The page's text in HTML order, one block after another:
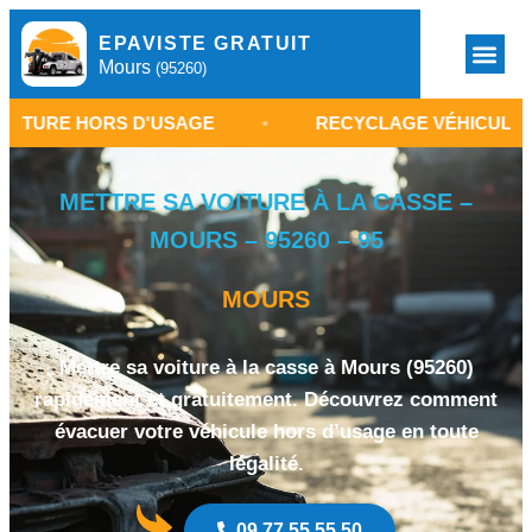
EPAVISTE GRATUIT
Mours (95260)
D'USAGE • RECYCLAGE VÉHICULE VAL-D'OISE
METTRE SA VOITURE À LA CASSE –
MOURS – 95260 – 95
MOURS
Mettre sa voiture à la casse à Mours (95260)
rapidement et gratuitement. Découvrez comment
évacuer votre véhicule hors d’usage en toute
légalité.